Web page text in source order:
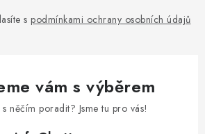
s podmínkami ochrany osobních údajů
vám s výběrem
něčím poradit? Jsme tu pro vás!